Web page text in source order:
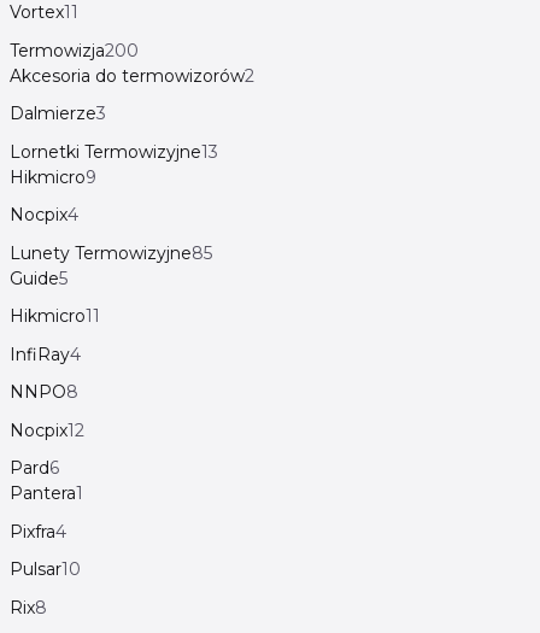
Vortex11
Termowizja200
Akcesoria do termowizorów2
Dalmierze3
Lornetki Termowizyjne13
Hikmicro9
Nocpix4
Lunety Termowizyjne85
Guide5
Hikmicro11
InfiRay4
NNPO8
Nocpix12
Pard6
Pantera1
Pixfra4
Pulsar10
Rix8